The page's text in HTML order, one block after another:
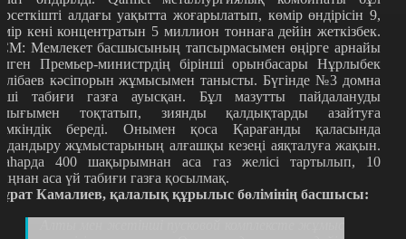
алдағы уақытта жоғарылатып, көмір өндірісін 9,
кені концентратын 5 миллион тоннаға дейін жеткізбек.
Мемлекет басшысының тапсырмасымен өңірге арнайы
Премьер-министрдің бірінші орынбасары Нұрлыбек
кәсіпорын жұмысымен танысты. Бүгінде №3 домна
табиғи газға ауысқан. Бұл мазутты пайдалануды
тоқтатып, зиянды қалдықтарды азайтуға
береді. Онымен қоса Қарағанды қаласында
жұмыстарының алғашқы кезеңі аяқталуға жақын.
400 шақырымнан аса газ желісі тартылып, 10
аса үй табиғи газға қосылмақ.
Камалиев, қалалық құрылыс бөлімінің басшысы: